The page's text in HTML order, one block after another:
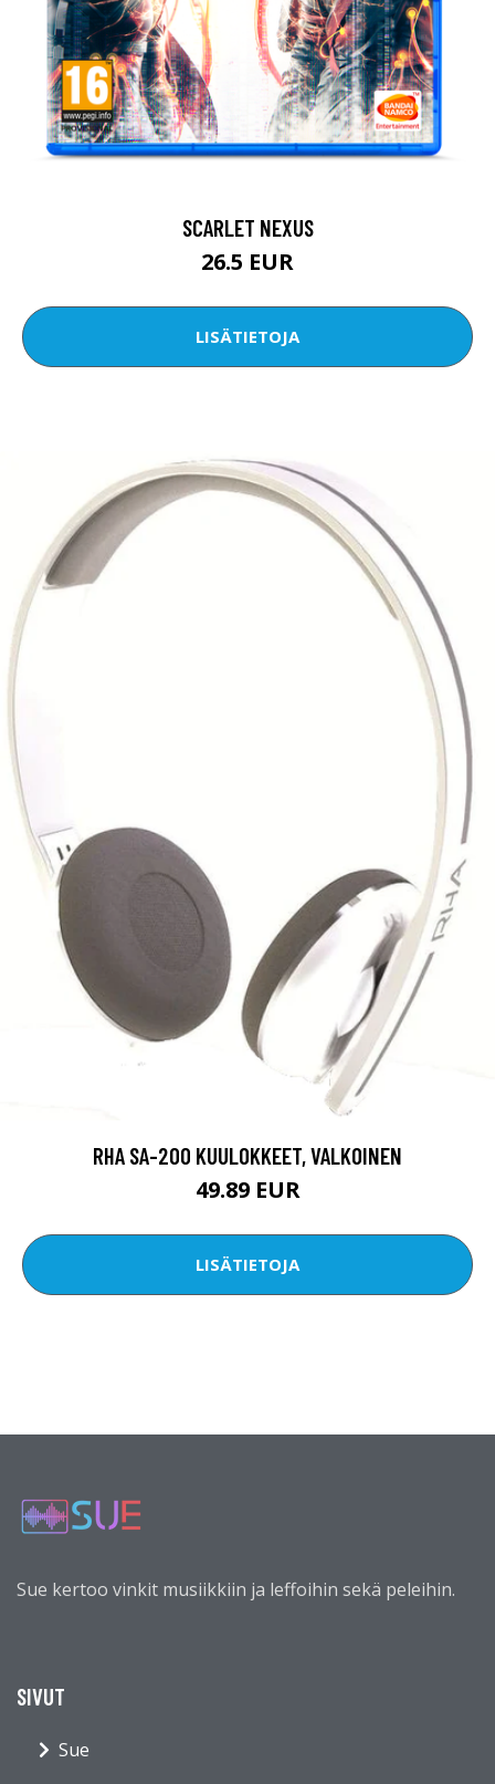
SCARLET NEXUS
26.5 EUR
LISÄTIETOJA
RHA SA-200 KUULOKKEET, VALKOINEN
49.89 EUR
LISÄTIETOJA
Sue kertoo vinkit musiikkiin ja leffoihin sekä peleihin.
SIVUT
Sue